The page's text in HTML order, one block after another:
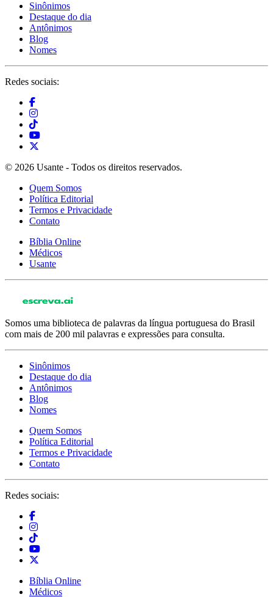
Sinônimos
Destaque do dia
Antônimos
Blog
Nomes
Redes sociais:
© 2026 Usante - Todos os direitos reservados.
Quem Somos
Política Editorial
Termos e Privacidade
Contato
Bíblia Online
Médicos
Usante
Somos uma biblioteca de palavras da língua portuguesa do Brasil
com mais de 200 mil palavras e expressões para consulta.
Sinônimos
Destaque do dia
Antônimos
Blog
Nomes
Quem Somos
Política Editorial
Termos e Privacidade
Contato
Redes sociais:
Bíblia Online
Médicos